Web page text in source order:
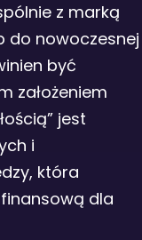
z marką
do nowoczesnej
być
założeniem
jest
i
która
dla